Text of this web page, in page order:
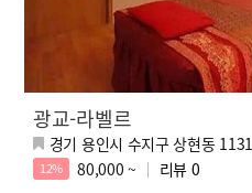
광교-라벨르
경기 용인시 수지구 상현동
12% 80,000 ~ 리뷰 0